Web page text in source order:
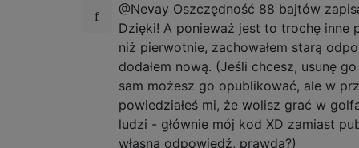
@Nevay Oszczędność 88 bajtów
Dzięki! A ponieważ jest to trochę inne
niż pierwotnie, zachowałem starą
dodałem nową. (Jeśli chcesz, usunę
sam możesz go opublikować, ale w
powiedziałeś mi, że wolisz grać w
ludzi - głównie mój kod XD zamiast
własną odpowiedź, prawda?)